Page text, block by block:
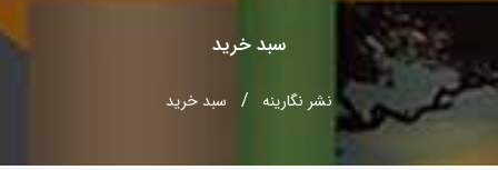
سبد خرید
نشر نگارینه سبد خرید